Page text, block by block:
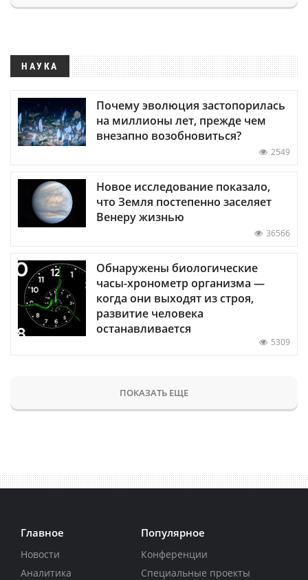
НАУКА
Почему эволюция застопорилась
на миллионы лет, прежде чем
внезапно возобновиться?
2549
Новое исследование показало,
что Земля постепенно заселяет
Венеру жизнью
36566
Обнаружены биологические
часы-хронометр организма —
когда они выходят из строя,
развитие человека
останавливается
5309
ПОКАЗАТЬ ЕЩЕ
Главное
Новости
Аналитика
Популярное
Конференции
Специальные проекты